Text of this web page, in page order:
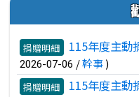
文章列表
捐贈明細 115年度主動
2026-07-06 /幹事)
捐贈明細 115年度主動